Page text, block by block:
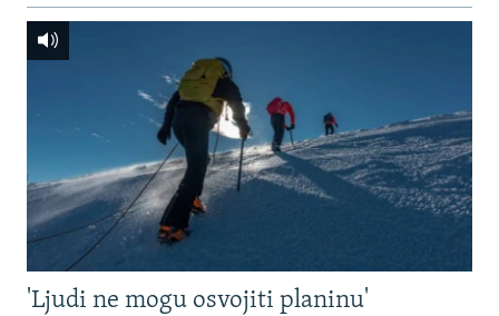
'Ljudi ne mogu osvojiti planinu'